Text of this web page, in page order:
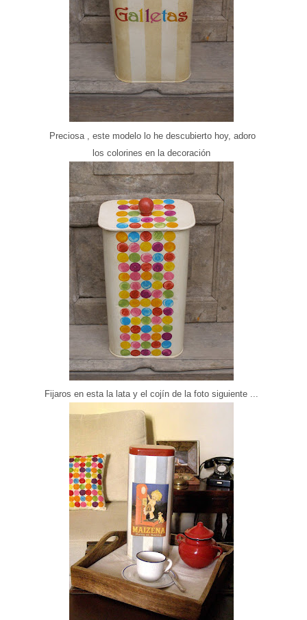
Preciosa , este modelo lo he descubierto hoy, adoro
los colorines en la decoración
Fijaros en esta la lata y el cojín de la foto siguiente ...